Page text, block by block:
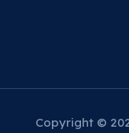
Copyright ©